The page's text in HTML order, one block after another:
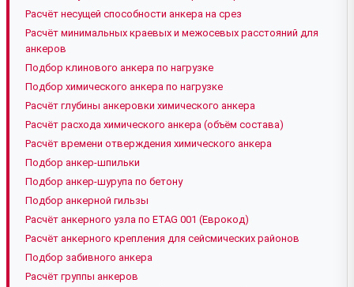
Расчёт несущей способности анкера на срез
Расчёт минимальных краевых и межосевых расстояний для
анкеров
Подбор клинового анкера по нагрузке
Подбор химического анкера по нагрузке
Расчёт глубины анкеровки химического анкера
Расчёт расхода химического анкера (объём состава)
Расчёт времени отверждения химического анкера
Подбор анкер-шпильки
Подбор анкер-шурупа по бетону
Подбор анкерной гильзы
Расчёт анкерного узла по ETAG 001 (Еврокод)
Расчёт анкерного крепления для сейсмических районов
Подбор забивного анкера
Расчёт группы анкеров